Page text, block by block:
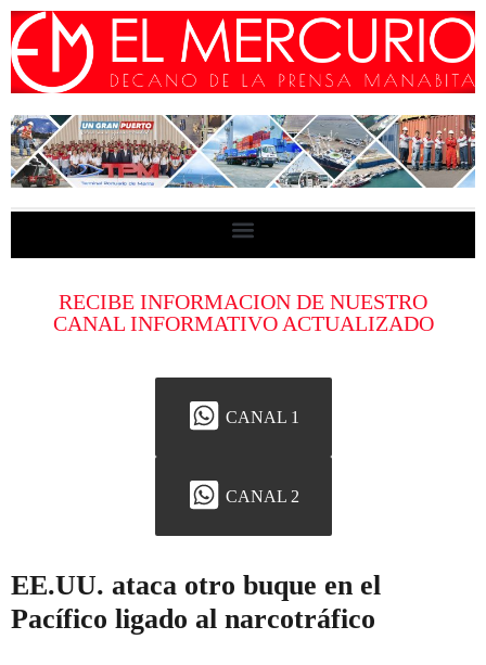
RECIBE INFORMACION DE NUESTRO
CANAL INFORMATIVO ACTUALIZADO
CANAL 1
CANAL 2
EE.UU. ataca otro buque en el
Pacífico ligado al narcotráfico